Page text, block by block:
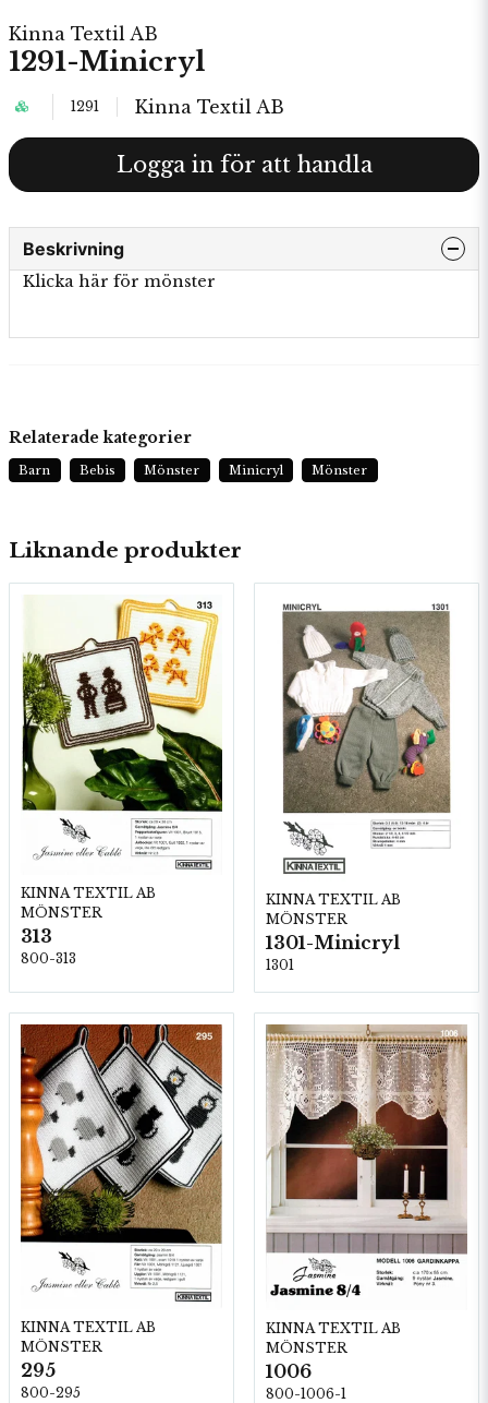
Kinna Textil AB
1291-Minicryl
1291 Kinna Textil AB
Logga in för att handla
Beskrivning
Klicka här för mönster
Liknande produkter
KINNA TEXTIL AB
MÖNSTER
313
800-313
KINNA TEXTIL AB
MÖNSTER
1301-Minicryl
1301
KINNA TEXTIL AB
MÖNSTER
295
800-295
KINNA TEXTIL AB
MÖNSTER
1006
800-1006-1
Relaterade kategorier
Barn Bebis Mönster Minicryl Mönster